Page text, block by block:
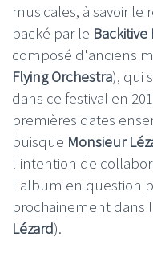
musicales, à savoir le
backé par le Backitive
composé d'anciens
Flying Orchestra), qui
dans ce festival en
premières dates
puisque Monsieur
l'intention de
l'album en question
prochainement dans
Lézard).